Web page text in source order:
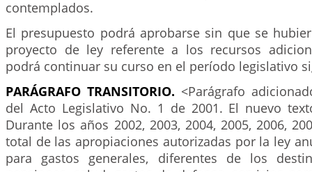
contemplados.
El presupuesto podrá aprobarse sin que se
proyecto de ley referente a los recursos
podrá continuar su curso en el período legislativo
PARÁGRAFO TRANSITORIO. <Parágrafo
del Acto Legislativo No. 1 de 2001. El nuevo
Durante los años 2002, 2003, 2004, 2005, 2006,
total de las apropiaciones autorizadas por la ley
para gastos generales, diferentes de los